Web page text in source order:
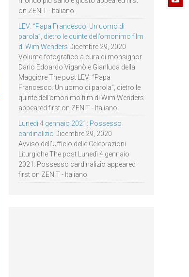
on ZENIT - Italiano.
LEV: “Papa Francesco. Un uomo di
parola”, dietro le quinte dell’omonimo film
di Wim Wenders Dicembre 29, 2020
Volume fotografico a cura di monsignor
Dario Edoardo Viganò e Gianluca della
Maggiore The post LEV: “Papa
Francesco. Un uomo di parola”, dietro le
quinte dell’omonimo film di Wim Wenders
appeared first on ZENIT - Italiano.
Lunedì 4 gennaio 2021: Possesso
cardinalizio Dicembre 29, 2020
Avviso dell’Ufficio delle Celebrazioni
Liturgiche The post Lunedì 4 gennaio
2021: Possesso cardinalizio appeared
first on ZENIT - Italiano.